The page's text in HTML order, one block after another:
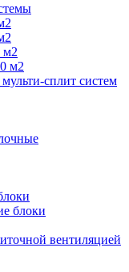
м2
м2
сплит систем
блоки
вентиляцией